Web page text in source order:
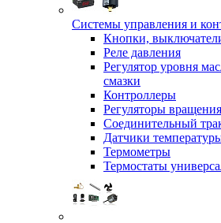
Системы управления и
Кнопки,
Реле давления
Регулятор уровня
смазки
Контроллеры
Регуляторы вращения
Соединительный
Датчики
Термометры
Термостаты